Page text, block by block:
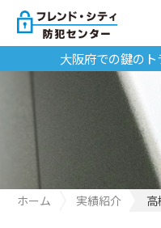
大阪府での鍵のト
ホーム 実績紹介